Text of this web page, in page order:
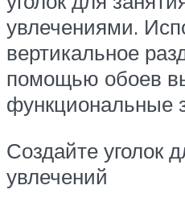
увлечениями.
вертикальное
помощью обоев
функциональные
Создайте уголок
увлечений